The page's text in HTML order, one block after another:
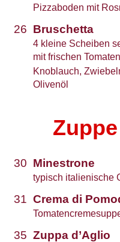
Pizzaboden mit
26 Bruschetta
4 kleine Scheiben
mit frischen
Knoblauch,
Olivenöl
30 Minestrone
typisch italienische
31 Crema di
35 Zuppa d’Aglio